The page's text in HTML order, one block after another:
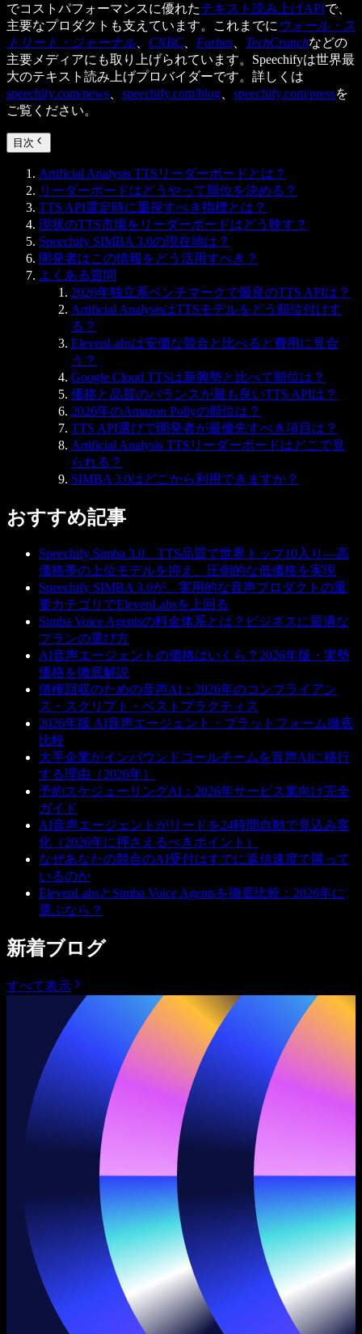
でコストパフォーマンスに優れたテキスト読み上げAPIで、
主要なプロダクトも支えています。これまでに ウォール・ス
トリート・ジャーナル、 CNBC Forbes TechCrunchなどの
主要メディアにも取り上げられています。Speechifyは世界最
大のテキスト読み上げプロバイダーです。詳しくは
speechify.com/news
speechify.com/blog speechify.com/pressを
ご覧ください。
目次
Artificial Analysis TTSリーダーボードとは？
リーダーボードはどうやって順位を決める？
TTS API選定時に重視すべき指標とは？
現状のTTS市場をリーダーボードはどう映す？
Speechify SIMBA 3.0の現在地は？
開発者はこの情報をどう活用すべき？
よくある質問
2026年独立系ベンチマークで最良のTTS APIは？
Artificial AnalysisはTTSモデルをどう順位付けす
る？
ElevenLabsは安価な競合と比べると費用に見合
う？
Google Cloud TTSは新興勢と比べて順位は？
価格と品質のバランスが最も良いTTS APIは？
2026年のAmazon Pollyの順位は？
TTS API選びで開発者が最優先すべき項目は？
Artificial Analysis TTSリーダーボードはどこで見
られる？
SIMBA 3.0はどこから利用できますか？
おすすめ記事
Speechify Simba 3.0、TTS品質で世界トップ10入り—高
価格帯の上位モデルを抑え、圧倒的な低価格を実現
Speechify SIMBA 3.0が、実用的な音声プロダクトの重
要カテゴリでElevenLabsを上回る
Simba Voice Agentsの料金体系とは？ビジネスに最適な
プランの選び方
AI音声エージェントの価格はいくら？2026年版・実勢
価格を徹底解説
債権回収のための音声AI：2026年のコンプライアン
ス・スクリプト・ベストプラクティス
2026年版 AI音声エージェント・プラットフォーム徹底
比較
大手企業がインバウンドコールチームを音声AIに移行
する理由（2026年）
予約スケジューリングAI：2026年サービス業向け完全
ガイド
AI音声エージェントがリードを24時間自動で見込み客
化（2026年に押さえるべきポイント）
なぜあなたの競合のAI受付はすでに返信速度で勝って
いるのか
ElevenLabsとSimba Voice Agentsを徹底比較：2026年に
選ぶなら？
新着ブログ
すべて表示